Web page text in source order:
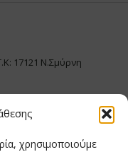
χρησιμοποιούμε
17121 Ν.Σμύρνη
Δημητριάδης